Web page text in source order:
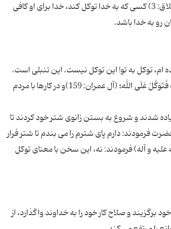
سررشته‌ همه‌ امور را به دست او ببیند. «و مَنْ یَتَوَکَّلْ علی الله فَهُوَ حَسْبُه؛ (طلاق: 3) کسی که به خدا توکل کند، خدا برای او کافی
ام، توکل به تو! این توکل نیست. این تنبلی است.
خداوند در مورد توکل در قرآن کریم می فرماید: «و شاوِرْهُمْ فی الأمْرِ فإذا عَزَمْتَ فَتَوَکَّلْ عَلَی اللهِ؛ (آل عمران: 159)و در کارها با مردم
شدند و شروع به بستن زانوی شتر خود کردند تا
فرمودند: دارم پای شترم را می بندم تا شتر فرار
و آله) فرمودند: نه، این سخن با معنای توکل
و صلاح کار خود را به خداوند واگذارد، از